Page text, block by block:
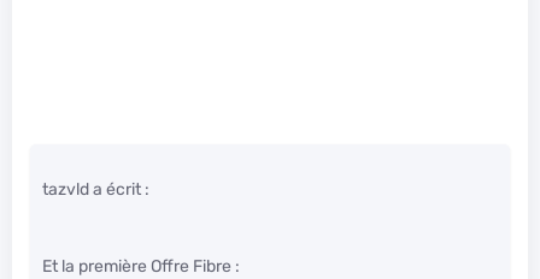
tazvld a écrit :
Et la première Offre Fibre :